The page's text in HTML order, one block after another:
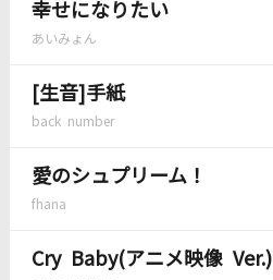
幸せになりたい
あいみょん
[生音]手紙
back number
愛のシュプリーム！
fhana
Cry Baby(アニメ映像 Ver.)